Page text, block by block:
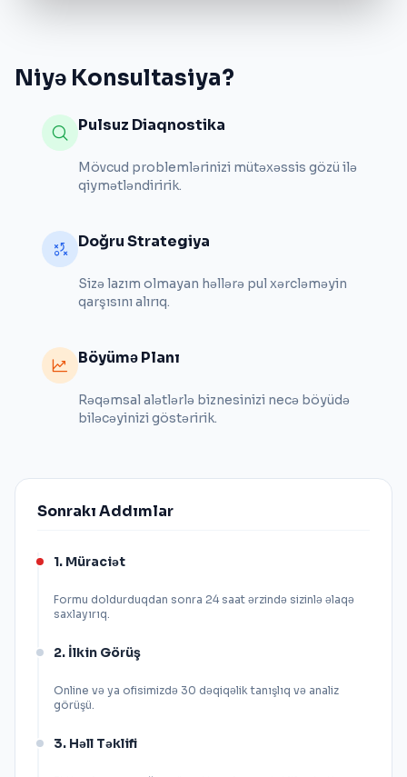
Niyə Konsultasiya?
Pulsuz Diaqnostika
Mövcud problemlərinizi mütəxəssis gözü ilə
qiymətləndiririk.
Doğru Strategiya
Sizə lazım olmayan həllərə pul xərcləməyin
qarşısını alırıq.
Böyümə Planı
Rəqəmsal alətlərlə biznesinizi necə böyüdə
biləcəyinizi göstəririk.
Sonrakı Addımlar
1. Müraciət
Formu doldurduqdan sonra 24 saat ərzində sizinlə əlaqə
saxlayırıq.
2. İlkin Görüş
Online və ya ofisimizdə 30 dəqiqəlik tanışlıq və analiz
görüşü.
3. Həll Təklifi